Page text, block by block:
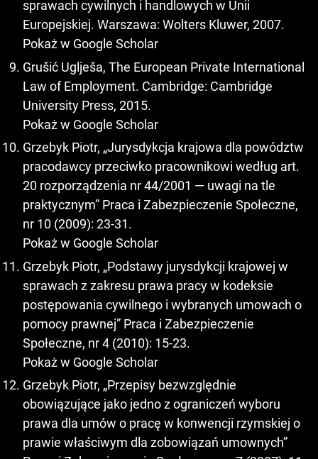
sprawach cywilnych i handlowych w Unii
Europejskiej. Warszawa: Wolters Kluwer, 2007.
Pokaż w Google Scholar
Grušić Uglješa, The European Private International
Law of Employment. Cambridge: Cambridge
University Press, 2015.
Pokaż w Google Scholar
Grzebyk Piotr, „Jurysdykcja krajowa dla powództw
pracodawcy przeciwko pracownikowi według art.
20 rozporządzenia nr 44/2001 — uwagi na tle
praktycznym” Praca i Zabezpieczenie Społeczne,
nr 10 (2009): 23-31.
Pokaż w Google Scholar
Grzebyk Piotr, „Podstawy jurysdykcji krajowej w
sprawach z zakresu prawa pracy w kodeksie
postępowania cywilnego i wybranych umowach o
pomocy prawnej” Praca i Zabezpieczenie
Społeczne, nr 4 (2010): 15-23.
Pokaż w Google Scholar
Grzebyk Piotr, „Przepisy bezwzględnie
obowiązujące jako jedno z ograniczeń wyboru
prawa dla umów o pracę w konwencji rzymskiej o
prawie właściwym dla zobowiązań umownych”